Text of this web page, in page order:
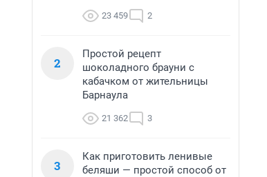
23 459 2
2
Простой рецепт
шоколадного брауни с
кабачком от жительницы
Барнаула
21 362 3
3
Как приготовить ленивые
беляши — простой способ от